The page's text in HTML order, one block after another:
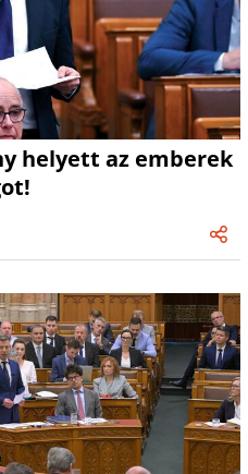
helyett az emberek